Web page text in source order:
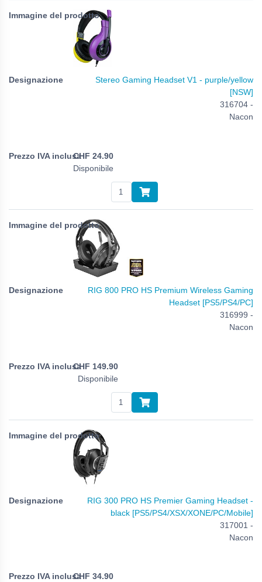
Stereo Gaming Headset V1 - purple/yellow
[NSW]
316704 -
Nacon
CHF 24.90
Disponibile
RIG 800 PRO HS Premium Wireless Gaming
Headset [PS5/PS4/PC]
316999 -
Nacon
CHF 149.90
Disponibile
RIG 300 PRO HS Premier Gaming Headset -
black [PS5/PS4/XSX/XONE/PC/Mobile]
317001 -
Nacon
CHF 34.90